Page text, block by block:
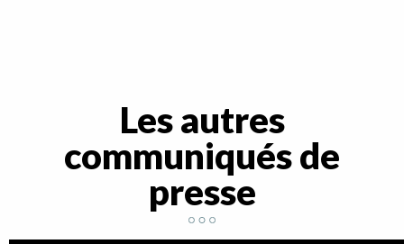
Les autres
communiqués de
presse